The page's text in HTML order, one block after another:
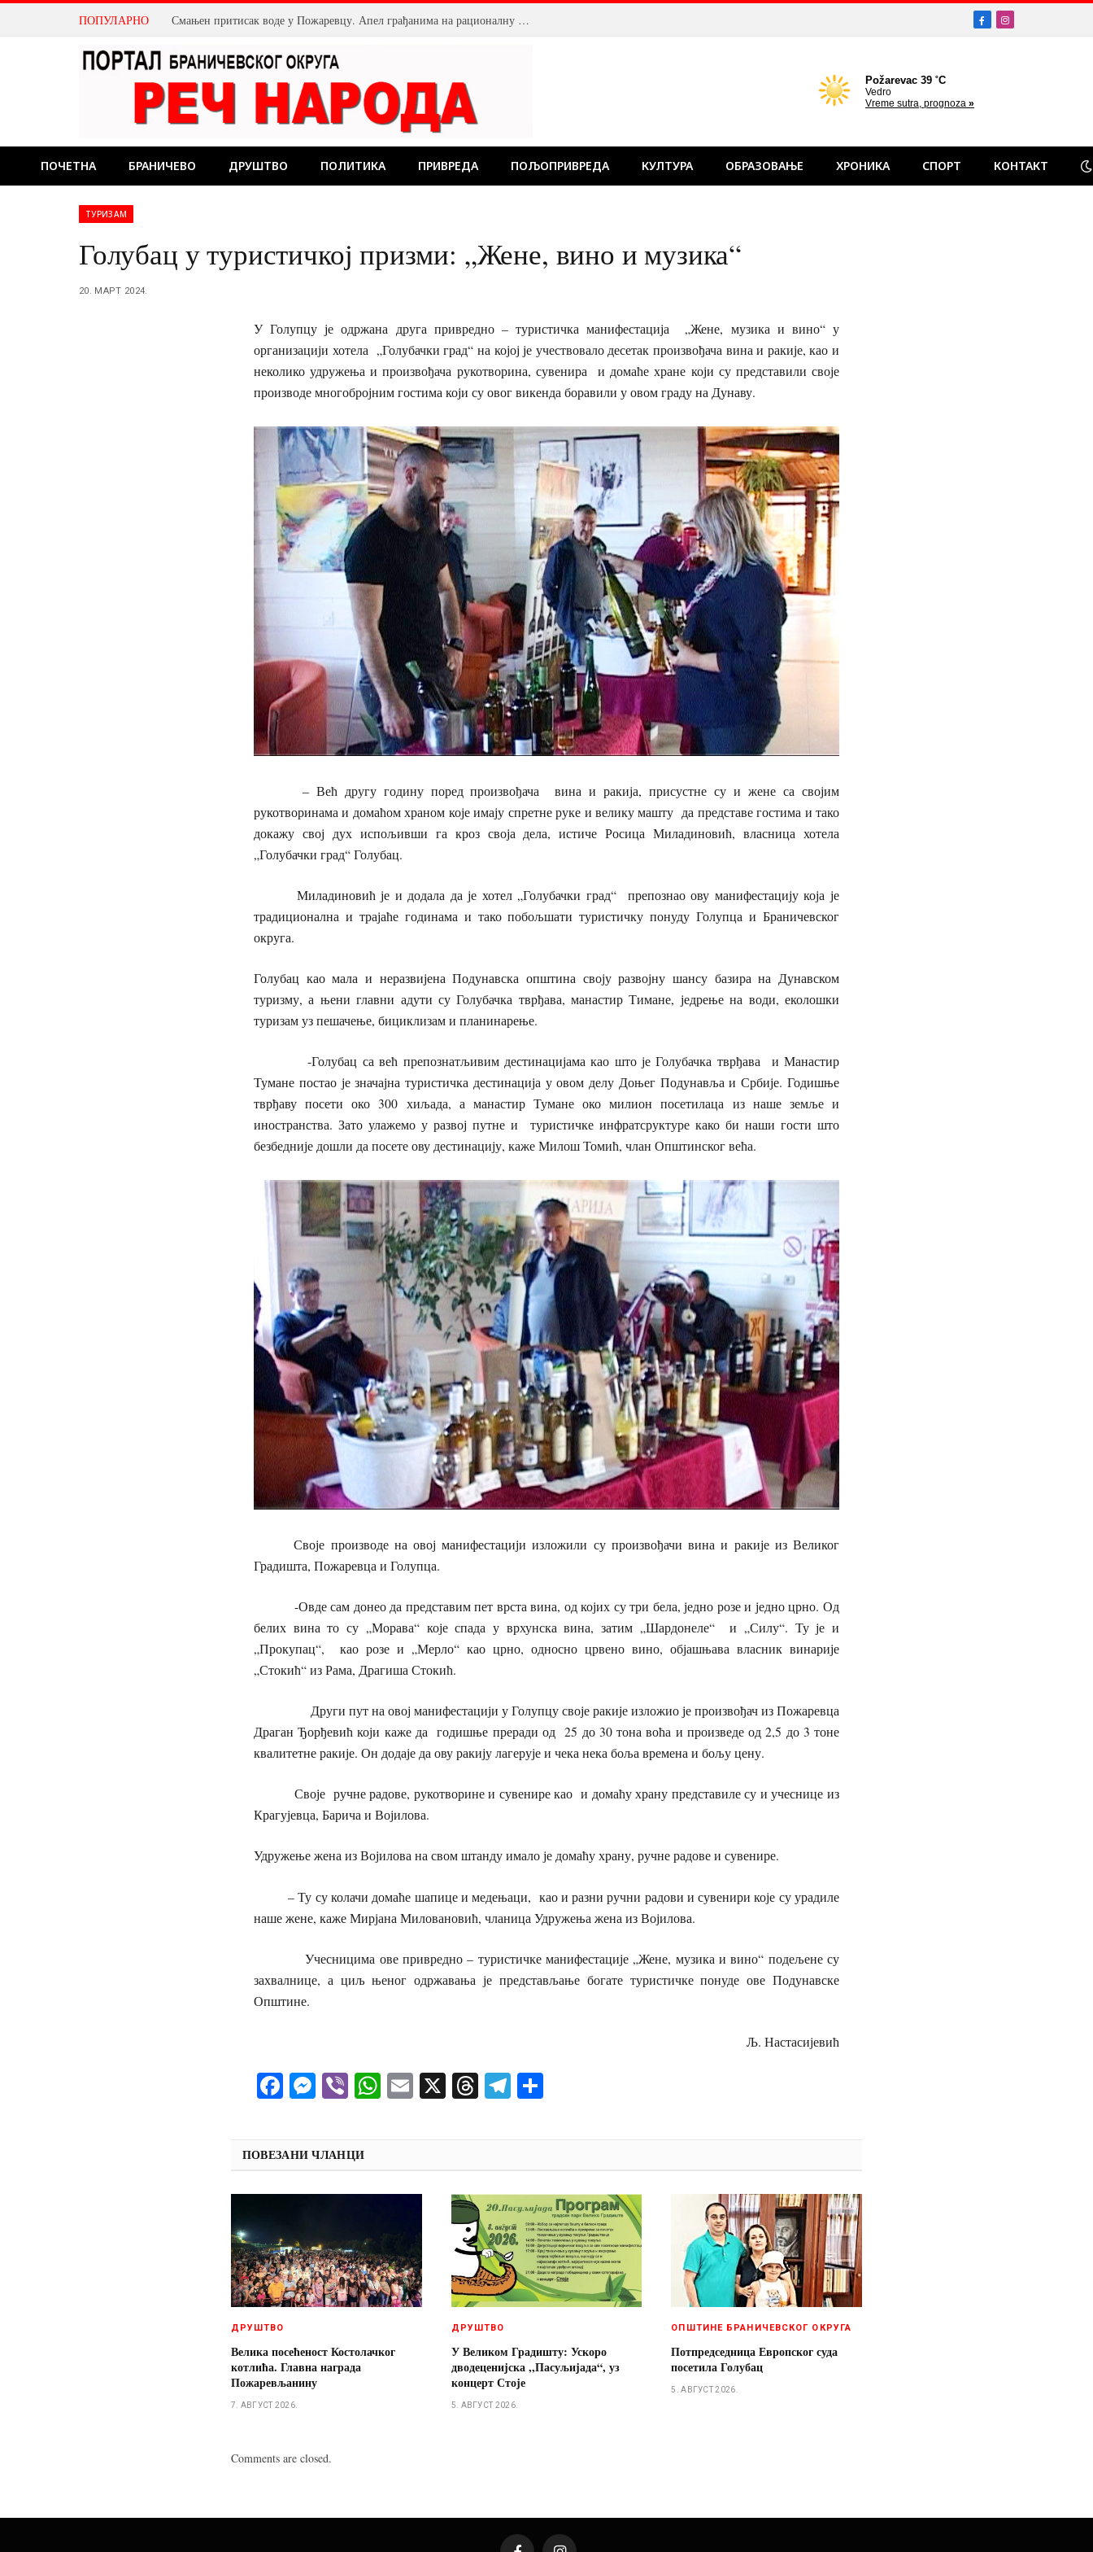
ПОПУЛАРНО Смањен притисак воде у Пожаревцу. Апел грађанима на рационалну потрошњу FacebookInstagram
ПОЧЕТНА БРАНИЧЕВО ДРУШТВО ПОЛИТИКА ПРИВРЕДА ПОЉОПРИВРЕДА КУЛТУРА ОБРАЗОВАЊЕ ХРОНИКА СПОРТ КОНТАКТ
ТУРИЗАМ
Голубац у туристичкој призми: „Жене, вино и музика“
20. МАРТ 2024.
У Голупцу је одржана друга привредно – туристичка манифестација „Жене, музика и вино“ у
организацији хотела „Голубачки град“ на којој је учествовало десетак произвођача вина и ракије, као и
неколико удружења и произвођача рукотворина, сувенира и домаће хране који су представили своје
производе многобројним гостима који су овог викенда боравили у овом граду на Дунаву.
– Већ другу годину поред произвођача вина и ракија, присустне су и жене са својим
рукотворинама и домаћом храном које имају спретне руке и велику машту да представе гостима и тако
докажу свој дух испољивши га кроз своја дела, истиче Росица Миладиновић, власница хотела
„Голубачки град“ Голубац.
Миладиновић је и додала да је хотел „Голубачки град“ препознао ову манифестацију која је
традиционална и трајаће годинама и тако побољшати туристичку понуду Голупца и Браничевског
округа.
Голубац као мала и неразвијена Подунавска општина своју развојну шансу базира на Дунавском
туризму, а њени главни адути су Голубачка тврђава, манастир Тимане, једрење на води, еколошки
туризам уз пешачење, бициклизам и планинарење.
-Голубац са већ препознатљивим дестинацијама као што је Голубачка тврђава и Манастир
Тумане постао је значајна туристичка дестинација у овом делу Доњег Подунавља и Србије. Годишње
тврђаву посети око 300 хиљада, а манастир Тумане око милион посетилаца из наше земље и
иностранства. Зато улажемо у развој путне и туристичке инфратсруктуре како би наши гости што
безбедније дошли да посете ову дестинацију, каже Милош Томић, члан Општинског већа.
Своје производе на овој манифестацији изложили су произвођачи вина и ракије из Великог
Градишта, Пожаревца и Голупца.
-Овде сам донео да представим пет врста вина, од којих су три бела, једно розе и једно црно. Од
белих вина то су „Морава“ које спада у врхунска вина, затим „Шардонеле“ и „Силу“. Ту је и
„Прокупац“, као розе и „Мерло“ као црно, односно црвено вино, објашњава власник винарије
„Стокић“ из Рама, Драгиша Стокић.
Други пут на овој манифестацији у Голупцу своје ракије изложио је произвођач из Пожаревца
Драган Ђорђевић који каже да годишње преради од 25 до 30 тона воћа и произведе од 2,5 до 3 тоне
квалитетне ракије. Он додаје да ову ракију лагерује и чека нека боља времена и бољу цену.
Своје ручне радове, рукотворине и сувенире као и домаћу храну представиле су и учеснице из
Крагујевца, Барича и Војилова.
Удружење жена из Војилова на свом штанду имало је домаћу храну, ручне радове и сувенире.
– Ту су колачи домаће шапице и медењаци, као и разни ручни радови и сувенири које су урадиле
наше жене, каже Мирјана Миловановић, чланица Удружења жена из Војилова.
Учесницима ове привредно – туристичке манифестације „Жене, музика и вино“ подељене су
захвалнице, а циљ њеног одржавања је представљање богате туристичке понуде ове Подунавске
Општине.
Љ. Настасијевић
Facebook
Messenger
ViberWhatsApp
Email
X ThreadsTelegram
ПОВЕЗАНИ ЧЛАНЦИ
ДРУШТВО
Велика посећеност Костолачког
котлића. Главна награда
Пожаревљанину
7. АВГУСТ 2026.
ДРУШТВО
У Великом Градишту: Ускоро
дводеценијска ,,Пасуљијада“, уз
концерт Стоје
5. АВГУСТ 2026.
ОПШТИНЕ БРАНИЧЕВСКОГ ОКРУГА
Потпредседница Европског суда
посетила Голубац
5. АВГУСТ 2026.
Comments are closed.